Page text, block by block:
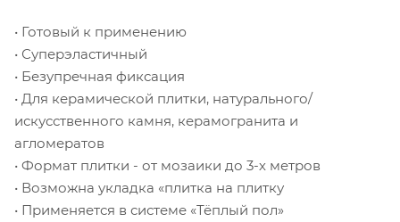
• Готовый к применению
• Суперэластичный
• Безупречная фиксация
• Для керамической плитки, натурального/
искусственного камня, керамогранита и
агломератов
• Формат плитки - от мозаики до 3-х метров
• Возможна укладка «плитка на плитку
• Применяется в системе «Тёплый пол»